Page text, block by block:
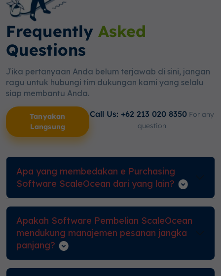
Apa yang membedakan e Purchasing
Software ScaleOcean dari yang lain?
Apakah Software Pembelian ScaleOcean
mendukung manajemen pesanan jangka
panjang?
Frequently Asked
Questions
Jika pertanyaan Anda belum terjawab di sini, jangan
ragu untuk hubungi tim dukungan kami yang selalu
siap membantu Anda.
Tanyakan
Langsung
Call Us: +62 213 020 8350 For any
question